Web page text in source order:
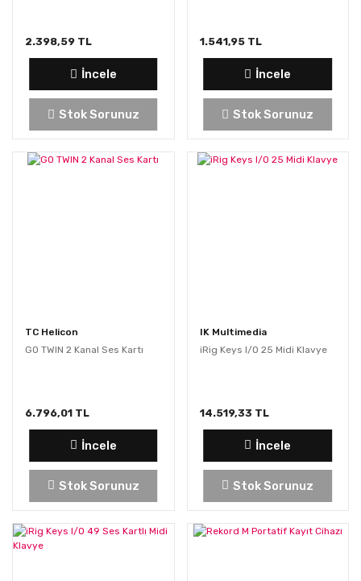
2.398,59 TL
İncele
Stok Sorunuz
1.541,95 TL
İncele
Stok Sorunuz
TC Helicon
GO TWIN 2 Kanal Ses Kartı
6.796,01 TL
İncele
Stok Sorunuz
IK Multimedia
iRig Keys I/O 25 Midi Klavye
14.519,33 TL
İncele
Stok Sorunuz